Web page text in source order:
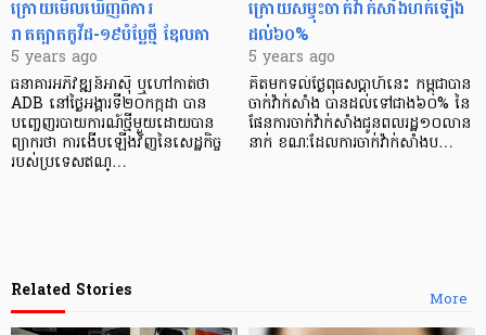
ក្រោយមើលឃើញពីការ
រាតត្បាតកូវីដ-១៩បំប្លែថ្មី ឌែលតា
5 years ago
ធនាគារអភិវឌ្ឍន៍អាស៊ី ឬហៅកាត់ថា
ADB នៅថ្ងៃអង្គារទី២០កក្កដា បាន
បញ្ចេញរបាយការណ៍ថ្មីមួយដោយបាន
ព្យាករថា ការងើបឡើងវិញនៃសេដ្ឋកិច្ច
របស់ប្រទេសឥណ្…
ក្រោយសម្ទុះចាក់វ៉ាក់សាំងហក់ឡើង
ដល់៦០%
5 years ago
គិតមកទល់ថ្ងៃពុធសប្ដាហ៍នេះ កម្ពុជាបាន
ចាក់វ៉ាក់សាំង បានដល់ទៅជាង៦០% នៃ
ផែនការចាក់វ៉ាក់សាំងជូនពលរដ្ឋ១០លាន
នាក់ ខណៈដែលការចាក់វ៉ាក់សាំងប…
More
Related Stories